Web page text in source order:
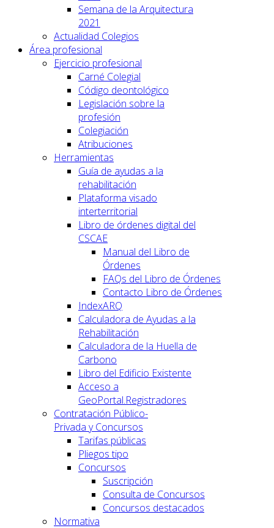
Semana de la Arquitectura
2021
Actualidad Colegios
Área profesional
Ejercicio profesional
Carné Colegial
Código deontológico
Legislación sobre la
profesión
Colegiación
Atribuciones
Herramientas
Guía de ayudas a la
rehabilitación
Plataforma visado
interterritorial
Libro de órdenes digital del
CSCAE
Manual del Libro de
Órdenes
FAQs del Libro de Órdenes
Contacto Libro de Órdenes
IndexARQ
Calculadora de Ayudas a la
Rehabilitación
Calculadora de la Huella de
Carbono
Libro del Edificio Existente
Acceso a
GeoPortal.Registradores
Contratación Público-
Privada y Concursos
Tarifas públicas
Pliegos tipo
Concursos
Suscripción
Consulta de Concursos
Concursos destacados
Normativa